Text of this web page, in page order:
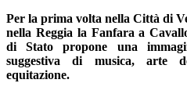
Per la prima volta nella Città di
nella Reggia la Fanfara a
di Stato propone una
suggestiva di musica, arte
equitazione.